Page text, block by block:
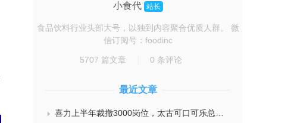
小食代 站长
食品饮料行业头部大号，以独到内容聚合优质人群。 微
信订阅号：foodinc
5707 篇文章 0 条评论
最近文章
喜力上半年裁撤3000岗位，太古可口可乐总裁说饮料品类增长态势良好，华润饮料下半年要打三场关键战役，帝亚吉欧新帅努力应对白酒市场影响